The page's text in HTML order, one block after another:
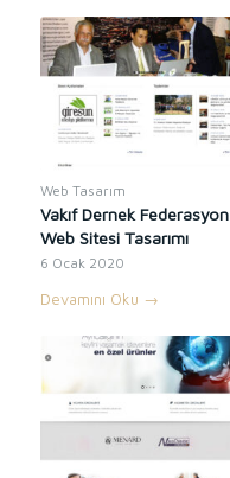
Web Tasarım
Vakıf Dernek Federasyon
Web Sitesi Tasarımı
6 Ocak 2020
Devamını Oku →